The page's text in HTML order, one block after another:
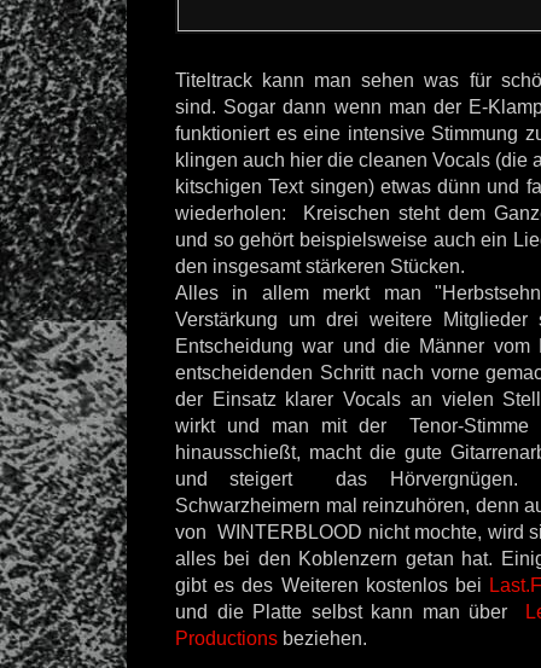
Titeltrack kann man sehen was für
sind. Sogar dann wenn man der E-
funktioniert es eine intensive Stimmung
klingen auch hier die cleanen Vocals (die
kitschigen Text singen) etwas dünn und
wiederholen: Kreischen steht dem
und so gehört beispielsweise auch ein
den insgesamt stärkeren Stücken.
Alles in allem merkt man
Verstärkung um drei weitere
Entscheidung war und die Männer vom
entscheidenden Schritt nach vorne
der Einsatz klarer Vocals an vielen
wirkt und man mit der Tenor-Stimme
hinausschießt, macht die gute
und steigert das Hörvergnügen.
Schwarzheimern mal reinzuhören, denn
von WINTERBLOOD nicht mochte, wird
alles bei den Koblenzern getan hat.
gibt es des Weiteren kostenlos bei
und die Platte selbst kann man über
Productions beziehen.